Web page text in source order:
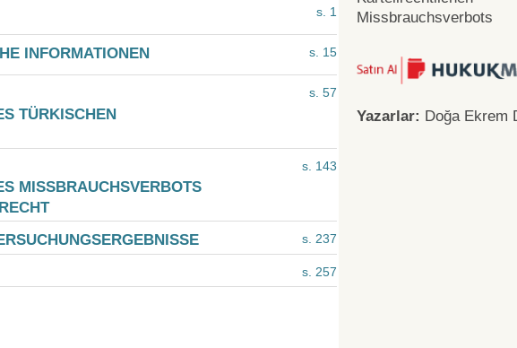
s. 1
INFORMATIONEN s. 15
TÜRKISCHEN
s. 57
MISSBRAUCHSVERBOTS
s. 143
s. 237
s. 257
Yazarlar: Doğa Ekrem